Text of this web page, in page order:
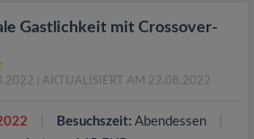
Gastlichkeit mit Crossover-
| AKTUALISIERT AM 22.08.2022
Besuchszeit: Abendessen